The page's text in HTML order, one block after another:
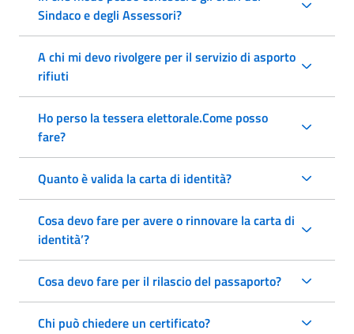
Sindaco e degli Assessori?
A chi mi devo rivolgere per il servizio di asporto
rifiuti
Ho perso la tessera elettorale.Come posso
fare?
Quanto è valida la carta di identità?
Cosa devo fare per avere o rinnovare la carta di
identità’?
Cosa devo fare per il rilascio del passaporto?
Chi può chiedere un certificato?